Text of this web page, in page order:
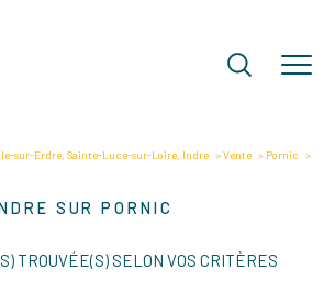
sur-Erdre, Sainte-Luce-sur-Loire, Indre Vente
Pornic
SUR PORNIC
TROUVÉE(S) SELON VOS CRITÈRES